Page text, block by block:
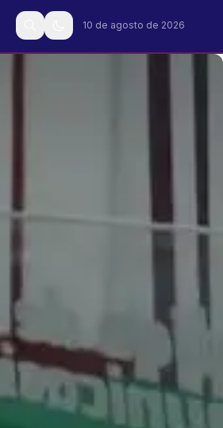
10 de agosto de 2026